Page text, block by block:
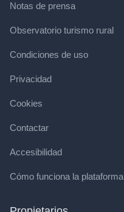
Notas de prensa
Observatorio turismo rural
Condiciones de uso
Privacidad
Cookies
Contactar
Accesibilidad
Cómo funciona la plataforma